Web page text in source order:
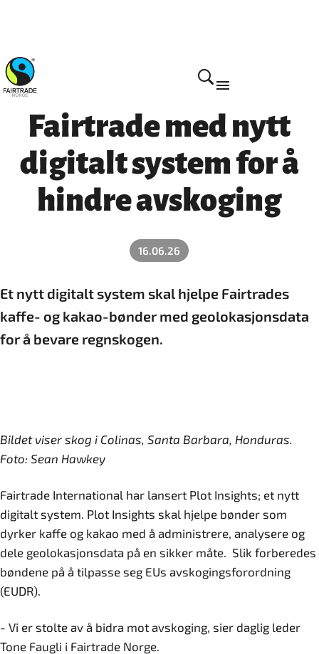
Fairtrade med nytt
digitalt system for å
hindre avskoging
16.06.26
Et nytt digitalt system skal hjelpe Fairtrades
kaffe- og kakao-bønder med geolokasjonsdata
for å bevare regnskogen.
Bildet viser skog i Colinas, Santa Barbara, Honduras.
Foto: Sean Hawkey
Fairtrade International har lansert Plot Insights; et nytt
digitalt system. Plot Insights skal hjelpe bønder som
dyrker kaffe og kakao med å administrere, analysere og
dele geolokasjonsdata på en sikker måte. Slik forberedes
bøndene på å tilpasse seg EUs avskogingsforordning
(EUDR).
- Vi er stolte av å bidra mot avskoging, sier daglig leder
Tone Faugli i Fairtrade Norge.